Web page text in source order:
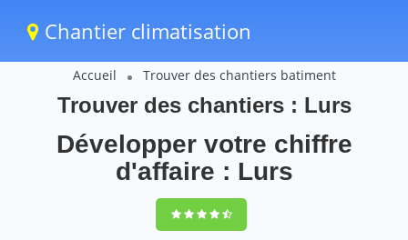
Chantier climatisation
Accueil Trouver des chantiers batiment
Trouver des chantiers : Lurs
Développer votre chiffre
d'affaire : Lurs